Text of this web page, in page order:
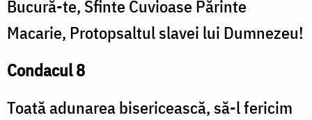
Bucură-te, Sfinte Cuvioase Părinte
Macarie, Protopsaltul slavei lui Dumnezeu!
Condacul 8
Toată adunarea bisericească, să-l fericim